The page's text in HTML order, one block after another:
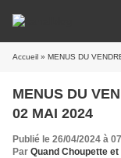
Accueil » MENUS DU
MENUS DU
02 MAI 2024
Publié le 26/04/2024 à
Par Quand Choupette